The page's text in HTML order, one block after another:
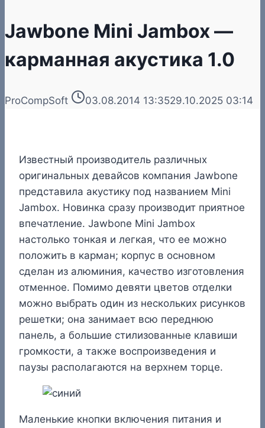
Jawbone Mini Jambox —
карманная акустика 1.0
ProCompSoft 03.08.2014 13:3529.10.2025 03:14
Известный производитель различных
оригинальных девайсов компания Jawbone
представила акустику под названием Mini
Jambox. Новинка сразу производит приятное
впечатление. Jawbone Mini Jambox
настолько тонкая и легкая, что ее можно
положить в карман; корпус в основном
сделан из алюминия, качество изготовления
отменное. Помимо девяти цветов отделки
можно выбрать один из нескольких рисунков
решетки; она занимает всю переднюю
панель, а большие стилизованные клавиши
громкости, а также воспроизведения и
паузы располагаются на верхнем торце.
Маленькие кнопки включения питания и